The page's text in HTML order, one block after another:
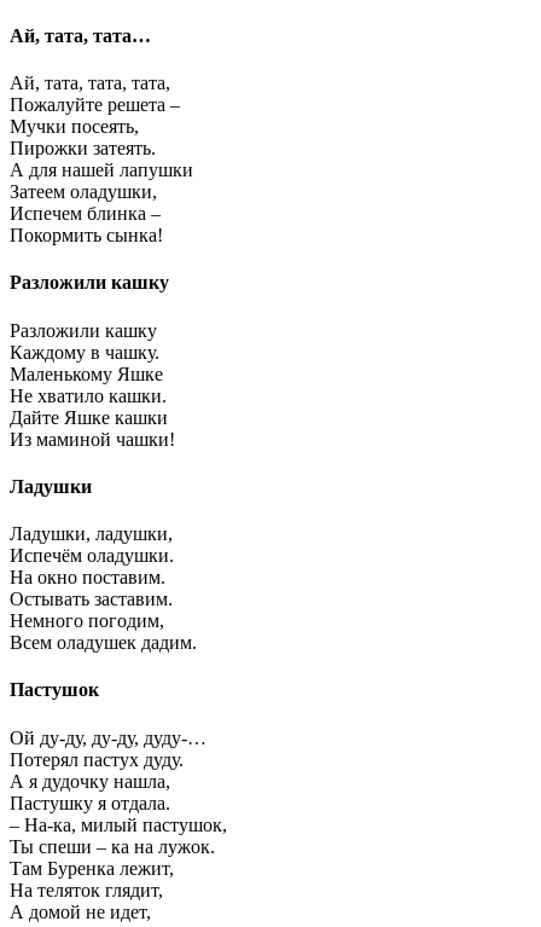
Ай, тата, тата…
Ай, тата, тата, тата,
Пожалуйте решета –
Мучки посеять,
Пирожки затеять.
А для нашей лапушки
Затеем оладушки,
Испечем блинка –
Покормить сынка!
Разложили кашку
Разложили кашку
Каждому в чашку.
Маленькому Яшке
Не хватило кашки.
Дайте Яшке кашки
Из маминой чашки!
Ладушки
Ладушки, ладушки,
Испечём оладушки.
На окно поставим.
Остывать заставим.
Немного погодим,
Всем оладушек дадим.
Пастушок
Ой ду-ду, ду-ду, дуду-…
Потерял пастух дуду.
А я дудочку нашла,
Пастушку я отдала.
– На-ка, милый пастушок,
Ты спеши – ка на лужок.
Там Буренка лежит,
На теляток глядит,
А домой не идет,